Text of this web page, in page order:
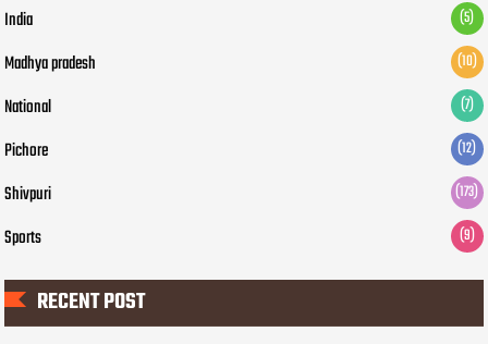
India (5)
Madhya pradesh (10)
National (7)
Pichore (12)
Shivpuri (173)
Sports (9)
RECENT POST